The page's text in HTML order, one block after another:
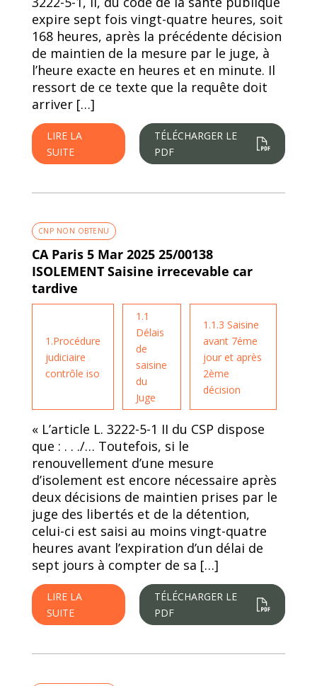
expire sept fois vingt-quatre heures, soit
168 heures, après la précédente décision
de maintien de la mesure par le juge, à
l’heure exacte en heures et en minute. Il
ressort de ce texte que la requête doit
arriver […]
LIRE LA
SUITE
TÉLÉCHARGER LE
PDF
CNP NON OBTENU
CA Paris 5 Mar 2025 25/00138
ISOLEMENT Saisine irrecevable car
tardive
1.Procédure
judiciaire
contrôle iso
1.1
Délais
de
saisine
du
Juge
1.1.3 Saisine
avant 7éme
jour et après
2ème
décision
« L’article L. 3222-5-1 II du CSP dispose
que : . . ./… Toutefois, si le
renouvellement d’une mesure
d’isolement est encore nécessaire après
deux décisions de maintien prises par le
juge des libertés et de la détention,
celui-ci est saisi au moins vingt-quatre
heures avant l’expiration d’un délai de
sept jours à compter de sa […]
LIRE LA
SUITE
TÉLÉCHARGER LE
PDF